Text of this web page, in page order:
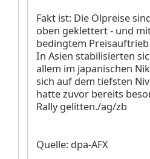
Fakt ist: Die Ölpreise
oben geklettert - und
bedingtem
In Asien stabilisierten
allem im japanischen
sich auf dem tiefsten
hatte zuvor bereits
Rally gelitten./ag/zb
Quelle: dpa-AFX